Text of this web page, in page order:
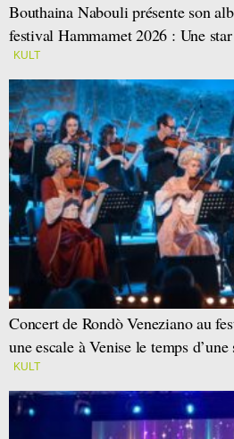
Bouthaina Nabouli présente son
festival Hammamet 2026 : Une
KULT
Concert de Rondò Veneziano au
une escale à Venise le temps d’une
KULT